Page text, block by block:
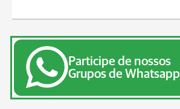
Participe de nossos
Grupos de Whatsapp